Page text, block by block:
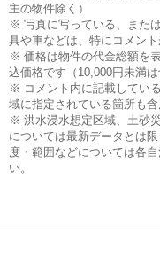
主の物件除く）
※ 写真に写っている、また
具や車などは、特にコメン
※ 価格は物件の代金総額を
込価格です（10,000円未満は
※ コメント内に記載してい
域に指定されている箇所も含
※ 洪水浸水想定区域、土砂
については最新データとは
度・範囲などについては各
い。